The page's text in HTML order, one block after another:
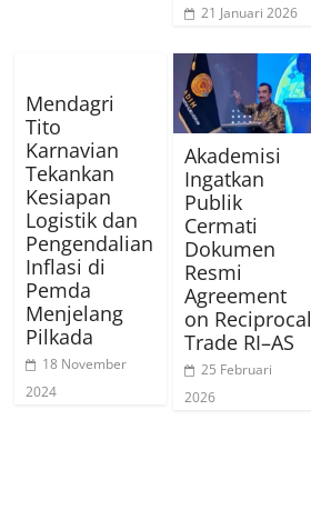
21 Januari 2026
Mendagri
Tito
Karnavian
Tekankan
Kesiapan
Logistik dan
Pengendalian
Inflasi di
Pemda
Menjelang
Pilkada
18 November
2024
Akademisi
Ingatkan
Publik
Cermati
Dokumen
Resmi
Agreement
on Reciprocal
Trade RI–AS
25 Februari
2026